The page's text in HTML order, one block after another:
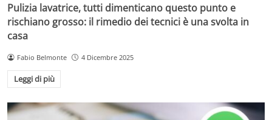
Pulizia lavatrice, tutti dimenticano questo punto e
rischiano grosso: il rimedio dei tecnici è una svolta in
casa
Fabio Belmonte 4 Dicembre 2025
Leggi di più